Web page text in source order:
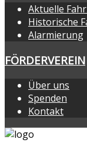
Aktuelle
Historische
Alarmierung
FÖRDERVEREIN
Über uns
Spenden
Kontakt